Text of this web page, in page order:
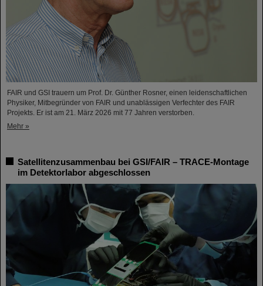
FAIR und GSI trauern um Prof. Dr. Günther Rosner, einen leidenschaftlichen
Physiker, Mitbegründer von FAIR und unablässigen Verfechter des FAIR
Projekts. Er ist am 21. März 2026 mit 77 Jahren verstorben.
Mehr »
Satellitenzusammenbau bei GSI/FAIR – TRACE-Montage
im Detektorlabor abgeschlossen